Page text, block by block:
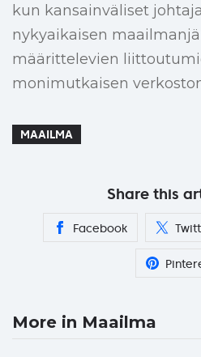
kun kansainväliset
nykyaikaisen
määrittelevien
monimutkaisen
MAAILMA
Share this
Facebook
More in Maailma